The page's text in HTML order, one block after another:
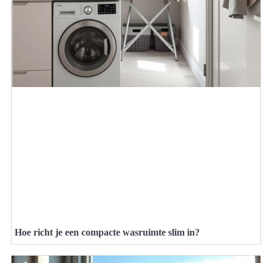
Hoe richt je een compacte wasruimte slim in?